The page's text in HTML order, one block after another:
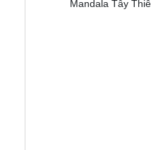
Mandala Tây